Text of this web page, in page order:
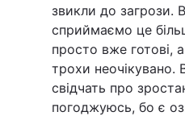
Тема оформлення
звикли до загрози.
сприймаємо це
просто вже готові,
трохи
свідчать про
погоджуюсь, бо є